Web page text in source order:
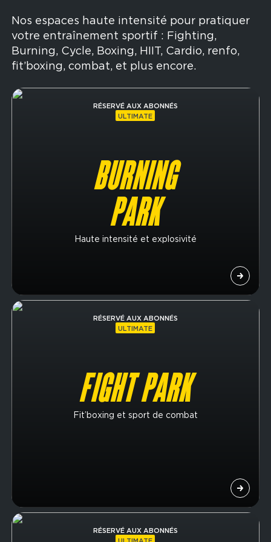
Nos espaces haute intensité pour pratiquer
votre entraînement sportif : Fighting,
Burning, Cycle, Boxing, HIIT, Cardio, renfo,
fit’boxing, combat, et plus encore.
RÉSERVÉ AUX ABONNÉS
ULTIMATE
BURNING
PARK
Haute intensité et explosivité
Image
RÉSERVÉ AUX ABONNÉS
ULTIMATE
FIGHT PARK
Fit’boxing et sport de combat
Image
RÉSERVÉ AUX ABONNÉS
Image